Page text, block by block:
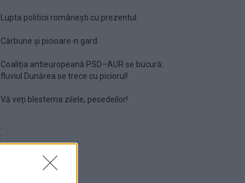
Lupta politicii românești cu prezentul
Cărbune și picioare-n gard
Coaliția antieuropeană PSD–AUR se bucură:
fluviul Dunărea se trece cu piciorul!
Vă veți blestema zilele, pesedeilor!